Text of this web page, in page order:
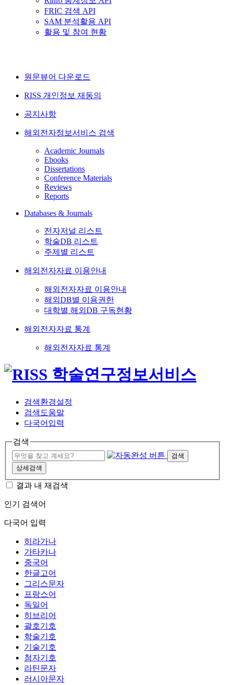
FRIC 검색 API
SAM 분석활용 API
활용 및 참여 현황
원문뷰어 다운로드
RISS 개인정보 재동의
공지사항
해외전자정보서비스 검색
Academic Journals
Ebooks
Dissertations
Conference Materials
Reviews
Reports
Databases & Journals
전자저널 리스트
학술DB 리스트
주제별 리스트
해외전자자료 이용안내
해외전자자료 이용안내
해외DB별 이용권한
대학별 해외DB 구독현황
해외전자자료 통계
해외전자자료 통계
검색환경설정
검색도움말
다국어입력
검색
검색
상세검색
결과 내 재검색
인기 검색어
다국어 입력
히라가나
가타카나
중국어
한글고어
그리스문자
프랑스어
독일어
히브리어
괄호기호
학술기호
기술기호
첨자기호
라틴문자
러시아문자